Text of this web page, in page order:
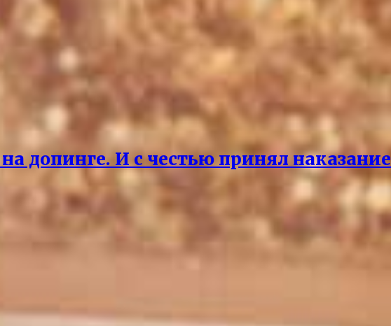
допинге. И с честью принял наказание